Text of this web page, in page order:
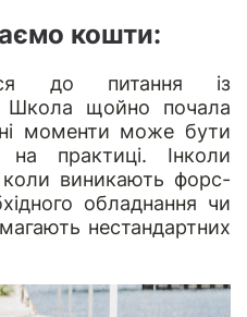
кошти:
до питання із
Школа щойно почала
моменти може бути
практиці. Інколи
коли виникають форс-
обладнання чи
нестандартних